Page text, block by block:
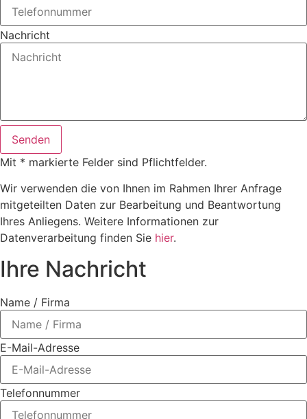
Nachricht
Senden
Mit * markierte Felder sind Pflichtfelder.
Wir verwenden die von Ihnen im Rahmen Ihrer Anfrage
mitgeteilten Daten zur Bearbeitung und Beantwortung
Ihres Anliegens. Weitere Informationen zur
Datenverarbeitung finden Sie hier.
Ihre Nachricht
Name / Firma
E-Mail-Adresse
Telefonnummer